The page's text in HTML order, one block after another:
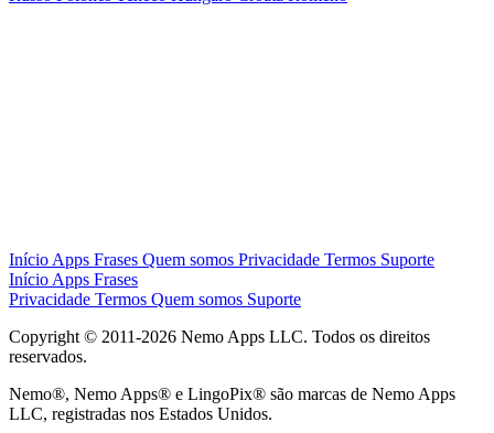
Início Apps Frases Quem somos Privacidade Termos Suporte
Início Apps Frases
Privacidade Termos Quem somos Suporte
Copyright © 2011-2026 Nemo Apps LLC. Todos os direitos
reservados.
Nemo®, Nemo Apps® e LingoPix® são marcas de Nemo Apps
LLC, registradas nos Estados Unidos.